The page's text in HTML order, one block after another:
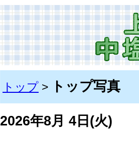
トップ > トップ写真
2026年8月 4日(火)